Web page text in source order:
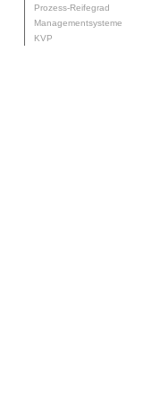
Prozess-Reifegrad
Managementsysteme
KVP